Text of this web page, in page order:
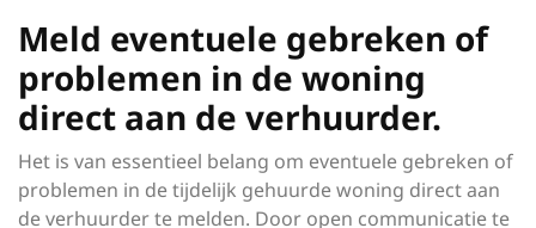
Meld eventuele gebreken of
problemen in de woning
direct aan de verhuurder.
Het is van essentieel belang om eventuele gebreken of
problemen in de tijdelijk gehuurde woning direct aan
de verhuurder te melden. Door open communicatie te